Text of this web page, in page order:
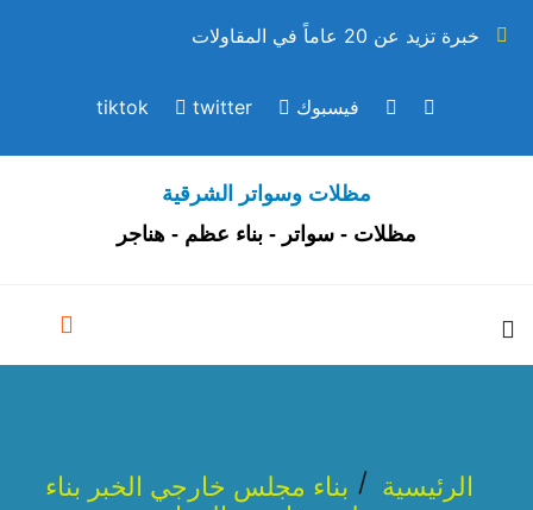
خبرة تزيد عن 20 عاماً في المقاولات
فيسبوك twitter
tiktok
مظلات وسواتر الشرقية
مظلات - سواتر - بناء عظم - هناجر
الرئيسية
بناء مجلس خارجي الخبر بناء